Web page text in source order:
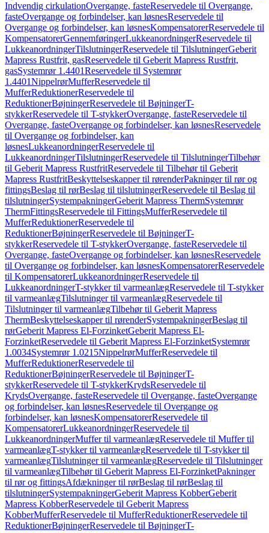
Indvendig cirkulationOvergange, fasteReservedele til Overgange,
fasteOvergange og forbindelser, kan løsnesReservedele til
Overgange og forbindelser, kan løsnesKompensatorerReservedele til
KompensatorerGennemføringerLukkeanordningerReservedele til
LukkeanordningerTilslutningerReservedele til TilslutningerGeberit
Mapress Rustfrit, gasReservedele til Geberit Mapress Rustfrit,
gasSystemrør 1.4401Reservedele til Systemrør
1.4401NippelrørMufferReservedele til
MufferReduktionerReservedele til
ReduktionerBøjningerReservedele til BøjningerT-
stykkerReservedele til T-stykkerOvergange, fasteReservedele til
Overgange, fasteOvergange og forbindelser, kan løsnesReservedele
til Overgange og forbindelser, kan
løsnesLukkeanordningerReservedele til
LukkeanordningerTilslutningerReservedele til TilslutningerTilbehør
til Geberit Mapress RustfritReservedele til Tilbehør til Geberit
Mapress RustfritBeskyttelseskapper til rørenderPakninger til rør og
fittingsBeslag til rørBeslag til tilslutningerReservedele til Beslag til
tilslutningerSystempakningerGeberit Mapress ThermSystemrør
ThermFittingsReservedele til FittingsMufferReservedele til
MufferReduktionerReservedele til
ReduktionerBøjningerReservedele til BøjningerT-
stykkerReservedele til T-stykkerOvergange, fasteReservedele til
Overgange, fasteOvergange og forbindelser, kan løsnesReservedele
til Overgange og forbindelser, kan løsnesKompensatorerReservedele
til KompensatorerLukkeanordningerReservedele til
LukkeanordningerT-stykker til varmeanlægReservedele til T-stykker
til varmeanlægTilslutninger til varmeanlægReservedele til
Tilslutninger til varmeanlægTilbehør til Geberit Mapress
ThermBeskyttelseskapper til rørenderSystempakningerBeslag til
rørGeberit Mapress El-ForzinketGeberit Mapress El-
ForzinketReservedele til Geberit Mapress El-ForzinketSystemrør
1.0034Systemrør 1.0215NippelrørMufferReservedele til
MufferReduktionerReservedele til
ReduktionerBøjningerReservedele til BøjningerT-
stykkerReservedele til T-stykkerKrydsReservedele til
KrydsOvergange, fasteReservedele til Overgange, fasteOvergange
og forbindelser, kan løsnesReservedele til Overgange og
forbindelser, kan løsnesKompensatorerReservedele til
KompensatorerLukkeanordningerReservedele til
LukkeanordningerMuffer til varmeanlægReservedele til Muffer til
varmeanlægT-stykker til varmeanlægReservedele til T-stykker til
varmeanlægTilslutninger til varmeanlægReservedele til Tilslutninger
til varmeanlægTilbehør til Geberit Mapress El-ForzinketPakninger
til rør og fittingsAfdækninger til rørBeslag til rørBeslag til
tilslutningerSystempakningerGeberit Mapress KobberGeberit
Mapress KobberReservedele til Geberit Mapress
KobberMufferReservedele til MufferReduktionerReservedele til
ReduktionerBøjningerReservedele til BøjningerT-